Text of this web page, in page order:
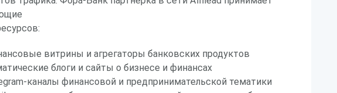
витрины и агрегаторы банковских продуктов
блоги и сайты о бизнесе и финансах
каналы финансовой и предпринимательской тематики